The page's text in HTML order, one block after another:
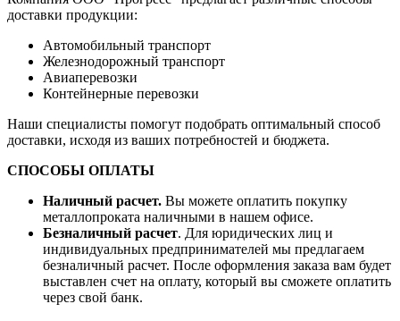
доставки продукции:
Автомобильный транспорт
Железнодорожный транспорт
Авиаперевозки
Контейнерные перевозки
Наши специалисты помогут подобрать оптимальный способ
доставки, исходя из ваших потребностей и бюджета.
СПОСОБЫ ОПЛАТЫ
Наличный расчет. Вы можете оплатить покупку
металлопроката наличными в нашем офисе.
Безналичный расчет. Для юридических лиц и
индивидуальных предпринимателей мы предлагаем
безналичный расчет. После оформления заказа вам будет
выставлен счет на оплату, который вы сможете оплатить
через свой банк.